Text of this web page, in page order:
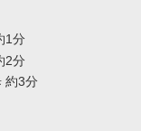
1分
2分
約3分